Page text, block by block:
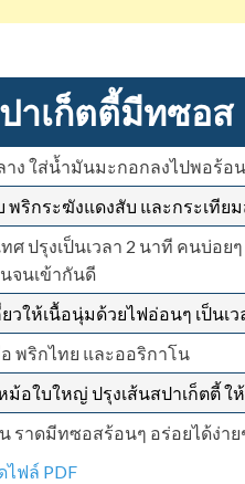
าเก็ตตี้มีทซอส
าง ใส่น้ำมันมะกอกลงไปพอร้อ
ริกระฆังแดงสับ และกระเทีย
ศ ปรุงเป็นเวลา 2 นาที คนบ่อย
จนเข้ากันดี
ยวให้เนื้อนุ่มด้วยไฟอ่อนๆ เป็น
พริกไทย และออริกาโน
ม้อใบใหญ่ ปรุงเส้นสปาเก็ตตี้
ราดมีทซอสร้อนๆ อร่อยได้ง่า
ฟล์ PDF